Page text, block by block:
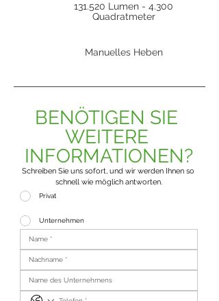
131.520 Lumen - 4.300
Quadratmeter
Manuelles Heben
BENÖTIGEN SIE
WEITERE
INFORMATIONEN?
Schreiben Sie uns sofort, und wir werden Ihnen so
schnell wie möglich antworten.
Privat
Unternehmen